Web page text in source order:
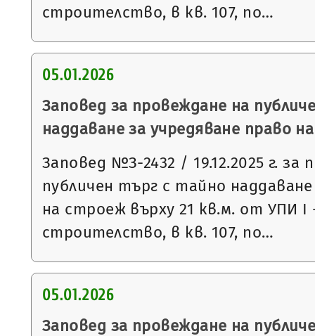
строителство, в кв. 107, по…
05.01.2026
Заповед за провеждане на
наддаване за учредяване право
Заповед №З-2432 / 19.12.2025 г. за
публичен търг с тайно
на строеж върху 21 кв.м. от УПИ
строителство, в кв. 107, по…
05.01.2026
Заповед за провеждане на